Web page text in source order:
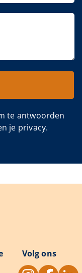
te antwoorden
je privacy.
Volg ons